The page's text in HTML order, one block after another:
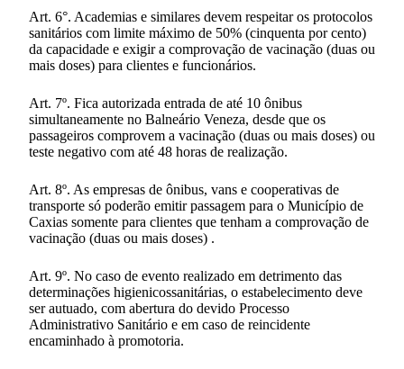
Art. 6°. Academias e similares devem respeitar os protocolos
sanitários com limite máximo de 50% (cinquenta por cento)
da capacidade e exigir a comprovação de vacinação (duas ou
mais doses) para clientes e funcionários.
Art. 7º. Fica autorizada entrada de até 10 ônibus
simultaneamente no Balneário Veneza, desde que os
passageiros comprovem a vacinação (duas ou mais doses) ou
teste negativo com até 48 horas de realização.
Art. 8º. As empresas de ônibus, vans e cooperativas de
transporte só poderão emitir passagem para o Município de
Caxias somente para clientes que tenham a comprovação de
vacinação (duas ou mais doses) .
Art. 9º. No caso de evento realizado em detrimento das
determinações higienicossanitárias, o estabelecimento deve
ser autuado, com abertura do devido Processo
Administrativo Sanitário e em caso de reincidente
encaminhado à promotoria.